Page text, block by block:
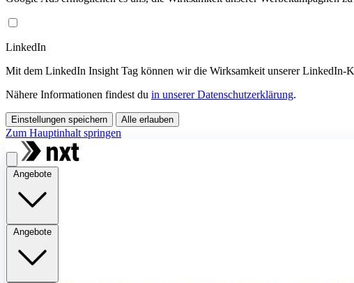
LinkedIn
Mit dem LinkedIn Insight Tag können wir die Wirksamkeit unserer LinkedIn-
Nähere Informationen findest du in unserer Datenschutzerklärung.
Einstellungen speichern Alle erlauben
Zum Hauptinhalt springen
Angebote
Angebote